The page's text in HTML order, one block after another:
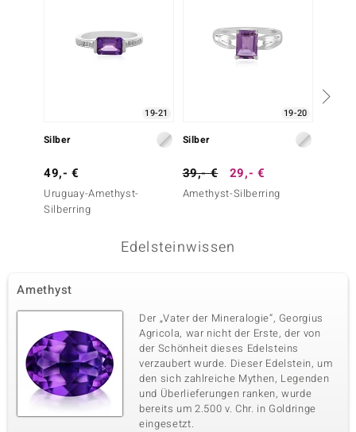
19-21
Silber
49,- €
Uruguay-Amethyst-
Silberring
19-20
Silber
39,- € 29,- €
Amethyst-Silberring
Edelsteinwissen
Amethyst
Der „Vater der Mineralogie“, Georgius
Agricola, war nicht der Erste, der von
der Schönheit dieses Edelsteins
verzaubert wurde. Dieser Edelstein, um
den sich zahlreiche Mythen, Legenden
und Überlieferungen ranken, wurde
bereits um 2.500 v. Chr. in Goldringe
eingesetzt.